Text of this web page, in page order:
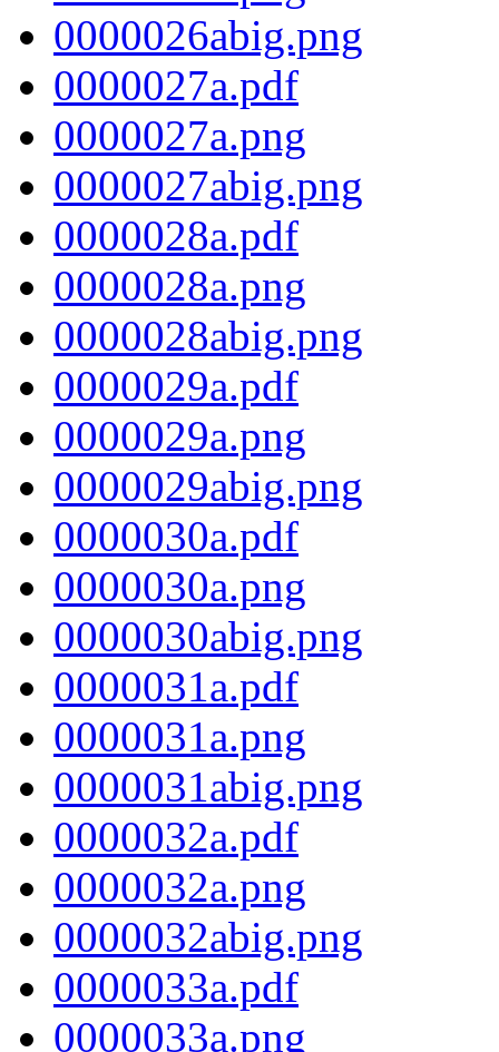
0000026abig.png
0000027a.pdf
0000027a.png
0000027abig.png
0000028a.pdf
0000028a.png
0000028abig.png
0000029a.pdf
0000029a.png
0000029abig.png
0000030a.pdf
0000030a.png
0000030abig.png
0000031a.pdf
0000031a.png
0000031abig.png
0000032a.pdf
0000032a.png
0000032abig.png
0000033a.pdf
0000033a.png